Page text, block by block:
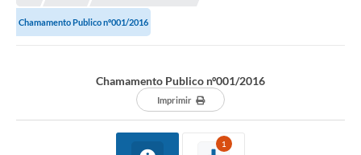
Chamamento Publico nº001/2016
Chamamento Publico nº001/2016
Imprimir
1